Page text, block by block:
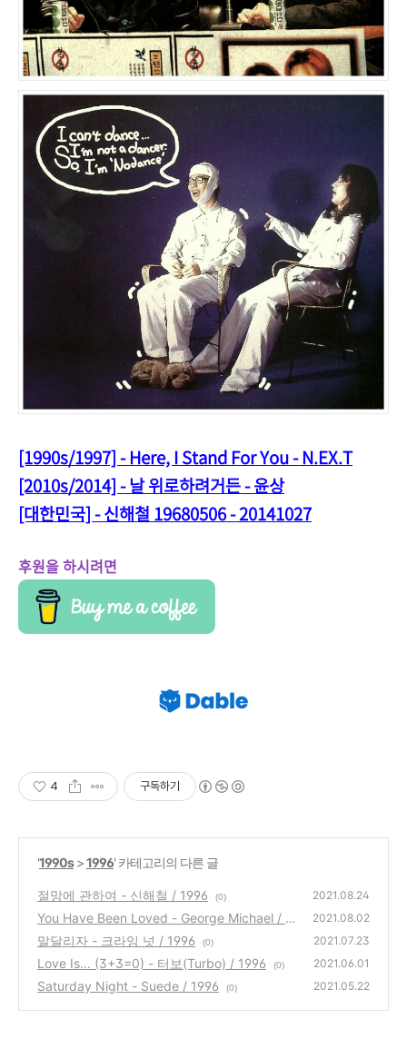
[1990s/1997] - Here, I Stand For You - N.EX.T
[2010s/2014] - 날 위로하려거든 - 윤상
[대한민국] - 신해철 19680506 - 20141027
후원을 하시려면
4 구독하기
'1990s>1996' 카테고리의 다른 글
절망에 관하여 - 신해철 / 1996 (0) 2021.08.24
You Have Been Loved - George Michael / 1
996
(0)
2021.08.02
말달리자 - 크라잉 넛 / 1996 (0) 2021.07.23
Love Is... (3+3=0) - 터보(Turbo) / 1996 (0) 2021.06.01
Saturday Night - Suede / 1996 (0) 2021.05.22